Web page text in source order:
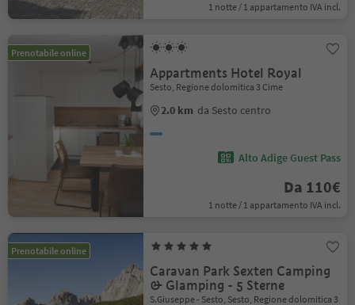
1 notte / 1 appartamento IVA incl.
Prenotabile online
Appartments Hotel Royal
Sesto, Regione dolomitica 3 Cime
2.0 km da Sesto centro
Alto Adige Guest Pass
Da 110€
1 notte / 1 appartamento IVA incl.
Prenotabile online
Caravan Park Sexten Camping
& Glamping - 5 Sterne
S.Giuseppe - Sesto, Sesto, Regione dolomitica 3